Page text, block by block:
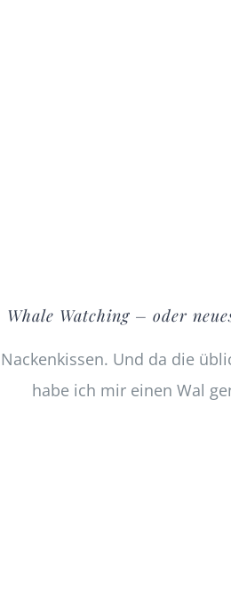
Whale Watching – oder
Und da die
habe ich mir einen Wal